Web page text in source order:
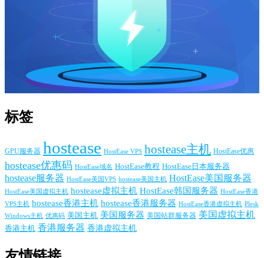
标签
GPU服务器 hostease HostEase VPS hostease主机 HostEase优惠
hostease优惠码 HostEase域名 HostEase教程 HostEase日本服务器
hostease服务器 HostEase美国VPS hostease美国主机 HostEase美国服务器
HostEase美国虚拟主机 hostease虚拟主机 HostEase韩国服务器 HostEase香港
VPS主机 hostease香港主机 hostease香港服务器 HostEase香港虚拟主机 Plesk
Windows主机 优惠码 美国主机 美国服务器 美国站群服务器 美国虚拟主机
香港主机 香港服务器 香港虚拟主机